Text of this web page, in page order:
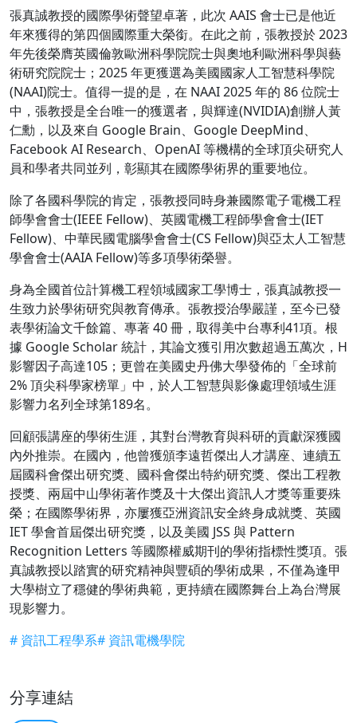
張真誠教授的國際學術聲望卓著，此次 AAIS 會士已是他近
年來獲得的第四個國際重大榮銜。在此之前，張教授於 2023
年先後榮膺英國倫敦歐洲科學院院士與奧地利歐洲科學與藝
術研究院院士；2025 年更獲選為美國國家人工智慧科學院
(NAAI)院士。值得一提的是，在 NAAI 2025 年的 86 位院士
中，張教授是全台唯一的獲選者，與輝達(NVIDIA)創辦人黃
仁勳，以及來自 Google Brain、Google DeepMind、
Facebook AI Research、OpenAI 等機構的全球頂尖研究人
員和學者共同並列，彰顯其在國際學術界的重要地位。
除了各國科學院的肯定，張教授同時身兼國際電子電機工程
師學會會士(IEEE Fellow)、英國電機工程師學會會士(IET
Fellow)、中華民國電腦學會會士(CS Fellow)與亞太人工智慧
學會會士(AAIA Fellow)等多項學術榮譽。
身為全國首位計算機工程領域國家工學博士，張真誠教授一
生致力於學術研究與教育傳承。張教授治學嚴謹，至今已發
表學術論文千餘篇、專著 40 冊，取得美中台專利41項。根
據 Google Scholar 統計，其論文獲引用次數超過五萬次，H
影響因子高達105；更曾在美國史丹佛大學發佈的「全球前
2% 頂尖科學家榜單」中，於人工智慧與影像處理領域生涯
影響力名列全球第189名。
回顧張講座的學術生涯，其對台灣教育與科研的貢獻深獲國
內外推崇。在國內，他曾獲頒李遠哲傑出人才講座、連續五
屆國科會傑出研究獎、國科會傑出特約研究獎、傑出工程教
授獎、兩屆中山學術著作獎及十大傑出資訊人才獎等重要殊
榮；在國際學術界，亦屢獲亞洲資訊安全終身成就獎、英國
IET 學會首屆傑出研究獎，以及美國 JSS 與 Pattern
Recognition Letters 等國際權威期刊的學術指標性獎項。張
真誠教授以踏實的研究精神與豐碩的學術成果，不僅為逢甲
大學樹立了穩健的學術典範，更持續在國際舞台上為台灣展
現影響力。
# 資訊工程學系# 資訊電機學院
分享連結